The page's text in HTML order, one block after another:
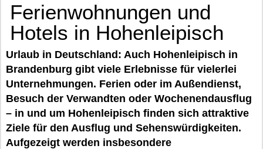
Ferienwohnungen und
Hotels in Hohenleipisch
Urlaub in Deutschland: Auch Hohenleipisch in
Brandenburg gibt viele Erlebnisse für vielerlei
Unternehmungen. Ferien oder im Außendienst,
Besuch der Verwandten oder Wochenendausflug
– in und um Hohenleipisch finden sich attraktive
Ziele für den Ausflug und Sehenswürdigkeiten.
Aufgezeigt werden insbesondere